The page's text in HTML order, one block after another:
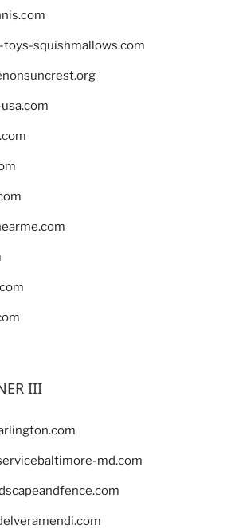
squishmallows.com
III
md.com